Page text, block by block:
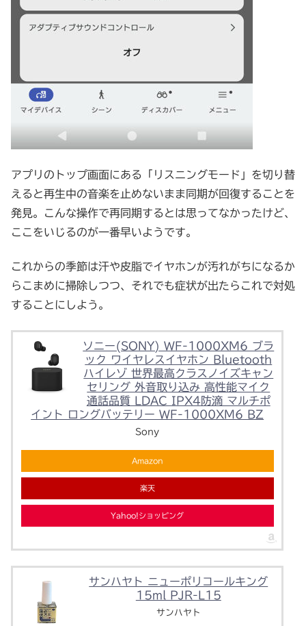
アプリのトップ画面にある「リスニングモード」を切り替
えると再生中の音楽を止めないまま同期が回復することを
発見。こんな操作で再同期するとは思ってなかったけど、
ここをいじるのが一番早いようです。
これからの季節は汗や皮脂でイヤホンが汚れがちになるか
らこまめに掃除しつつ、それでも症状が出たらこれで対処
することにしよう。
ソニー(SONY) WF-1000XM6 ブラ
ック ワイヤレスイヤホン Bluetooth
ハイレゾ 世界最高クラスノイズキャン
セリング 外音取り込み 高性能マイク
通話品質 LDAC IPX4防滴 マルチポ
イント ロングバッテリー WF-1000XM6 BZ
Sony
Amazon
楽天
Yahoo!ショッピング
サンハヤト ニューポリコールキング
15ml PJR-L15
サンハヤト